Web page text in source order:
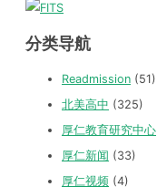
分类导航
Readmission (51)
北美高中 (325)
厚仁教育研究中心
厚仁新闻 (33)
厚仁视频 (4)